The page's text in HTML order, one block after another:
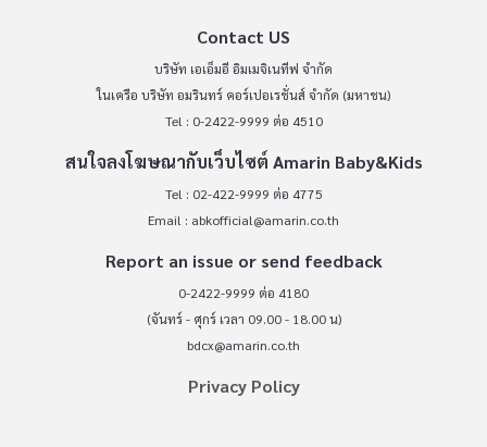
Contact US
บริษัท เอเอ็มอี อิมเมจิเนทีฟ จำกัด
ในเครือ บริษัท อมรินทร์ คอร์เปอเรชั่นส์ จำกัด (มหาชน)
Tel : 0-2422-9999 ต่อ 4510
สนใจลงโฆษณากับเว็บไซต์ Amarin Baby&Kids
Tel : 02-422-9999 ต่อ 4775
Email : abkofficial@amarin.co.th
Report an issue or send feedback
0-2422-9999 ต่อ 4180
(จันทร์ - ศุกร์ เวลา 09.00 - 18.00 น)
bdcx@amarin.co.th
Privacy Policy